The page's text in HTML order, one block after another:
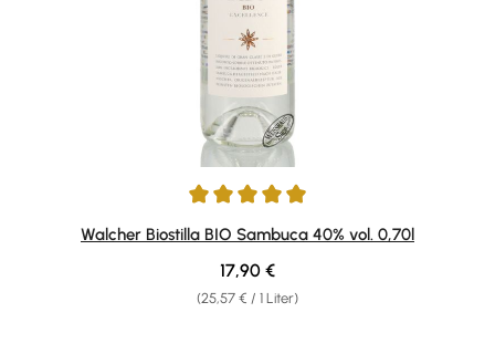
Durchschnittliche Bewertung von 4.92 von 5 Sternen
Walcher Biostilla BIO Sambuca 40% vol. 0,70l
(25,57 € / 1 Liter)
Regulärer Preis:
17,90 €